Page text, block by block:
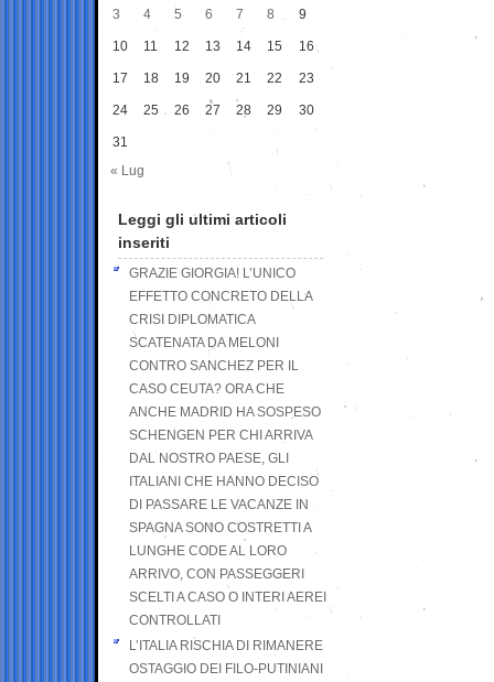
3 4 5 6 7 8 9
10 11 12 13 14 15 16
17 18 19 20 21 22 23
24 25 26 27 28 29 30
31
« Lug
Leggi gli ultimi articoli
inseriti
GRAZIE GIORGIA! L’UNICO
EFFETTO CONCRETO DELLA
CRISI DIPLOMATICA
SCATENATA DA MELONI
CONTRO SANCHEZ PER IL
CASO CEUTA? ORA CHE
ANCHE MADRID HA SOSPESO
SCHENGEN PER CHI ARRIVA
DAL NOSTRO PAESE, GLI
ITALIANI CHE HANNO DECISO
DI PASSARE LE VACANZE IN
SPAGNA SONO COSTRETTI A
LUNGHE CODE AL LORO
ARRIVO, CON PASSEGGERI
SCELTI A CASO O INTERI AEREI
CONTROLLATI
L’ITALIA RISCHIA DI RIMANERE
OSTAGGIO DEI FILO-PUTINIANI